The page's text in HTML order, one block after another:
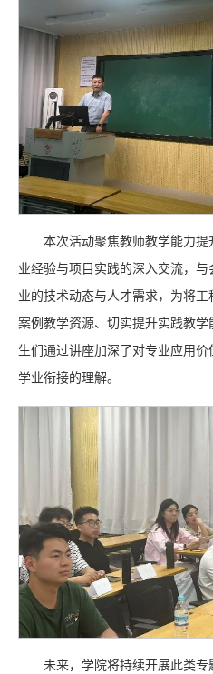
本次活动聚焦教师教学能力
业经验与项目实践的深入交流，
业的技术动态与人才需求，为将
案例教学资源、切实提升实践教
生们通过讲座加深了对专业应用
学业衔接的理解。
未来，学院将持续开展此类